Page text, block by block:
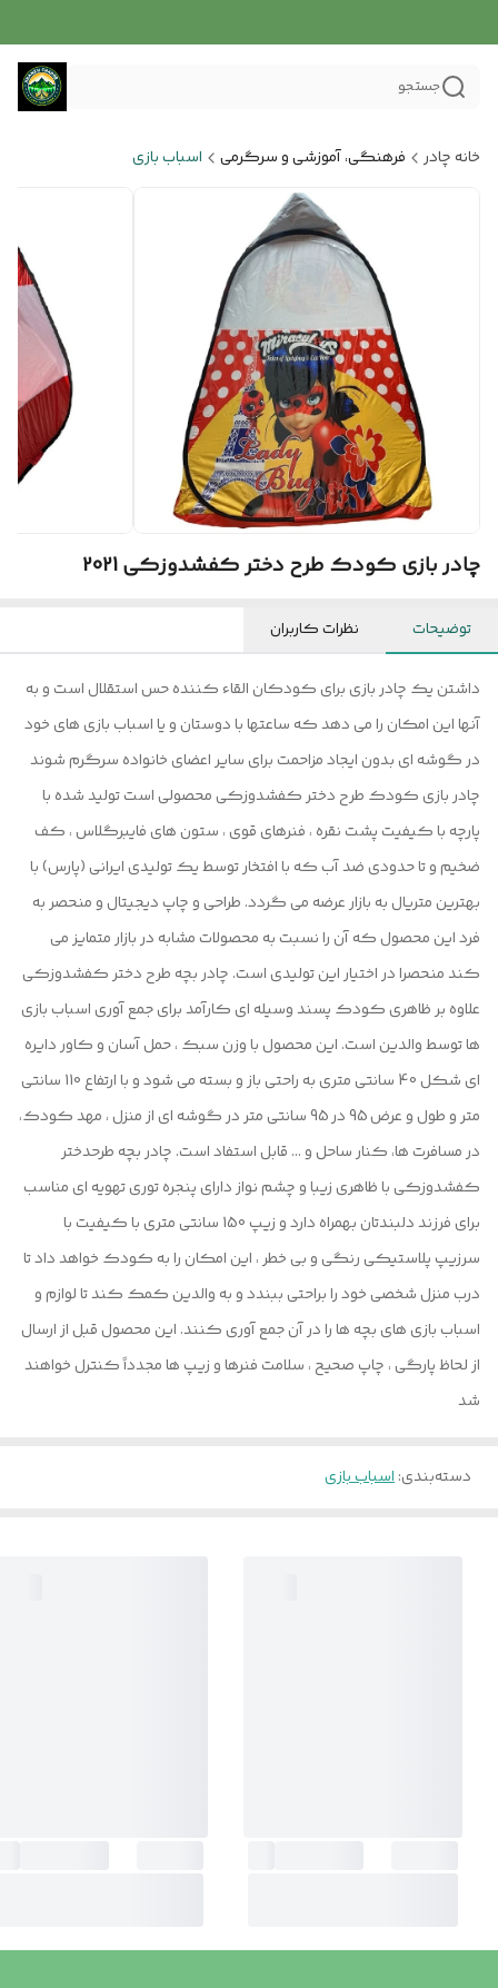
جستجو
خانه چادر فرهنگی، آموزشی و سرگرمی اسباب بازی
چادر بازی کودک طرح دختر کفشدوزکی 2021
توضیحات نظرات کاربران
داشتن یک چادر بازی برای کودکان القاء کننده حس استقلال است و به
آنها این امکان را می دهد که ساعتها با دوستان و یا اسباب بازی های خود
در گوشه ای بدون ایجاد مزاحمت برای سایر اعضای خانواده سرگرم شوند
چادر بازی کودک طرح دختر کفشدوزکی محصولی است تولید شده با
پارچه با کیفیت پشت نقره ، فنرهای قوی ، ستون های فایبرگلاس ، کف
ضخیم و تا حدودی ضد آب که با افتخار توسط یک تولیدی ایرانی (پارس) با
بهترین متریال به بازار عرضه می گردد. طراحی و چاپ دیجیتال و منحصر به
فرد این محصول که آن را نسبت به محصولات مشابه در بازار متمایز می
کند منحصرا در اختیار این تولیدی است. چادر بچه طرح دختر کفشدوزکی
علاوه بر ظاهری کودک پسند وسیله ای کارآمد برای جمع آوری اسباب بازی
ها توسط والدین است. این محصول با وزن سبک ، حمل آسان و کاور دایره
ای شکل 40 سانتی متری به راحتی باز و بسته می شود و با ارتفاع 110 سانتی
متر و طول و عرض 95 در 95 سانتی متر در گوشه ای از منزل ، مهد کودک،
در مسافرت ها، کنار ساحل و ... قابل استفاد است. چادر بچه طرحدختر
کفشدوزکی با ظاهری زیبا و چشم نواز دارای پنجره توری تهویه ای مناسب
برای فرزند دلبندتان بهمراه دارد و زیپ 150 سانتی متری با کیفیت با
سرزیپ پلاستیکی رنگی و بی خطر ، این امکان را به کودک خواهد داد تا
درب منزل شخصی خود را براحتی ببندد و به والدین کمک کند تا لوازم و
اسباب بازی های بچه ها را در آن جمع آوری کنند. این محصول قبل از ارسال
از لحاظ پارگی ، چاپ صحیح ، سلامت فنرها و زیپ ها مجدداً کنترل خواهند
شد
دسته‌بندی:اسباب بازی